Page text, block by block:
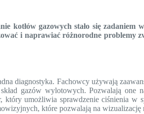
kotłów gazowych stało się
i naprawiać różnorodne
diagnostyka. Fachowcy używają
gazów wylotowych. Pozwalają
który umożliwia sprawdzenie ciśnienia
które pozwalają na wizualizację